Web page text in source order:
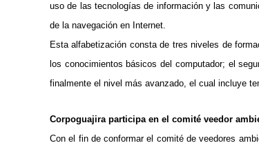
uso de las tecnologías de información y las
de la navegación en Internet.
Esta alfabetización consta de tres niveles de
los conocimientos básicos del computador; el
finalmente el nivel más avanzado, el cual incluye
Corpoguajira participa en el comité veedor
Con el fin de conformar el comité de veedores